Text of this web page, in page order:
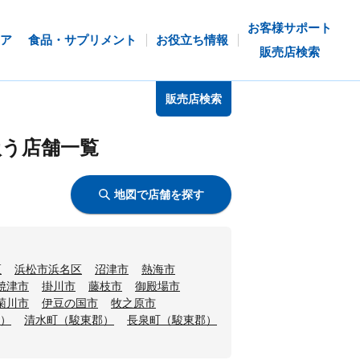
食品・サプリメント お役立ち情報
お客様サポート
販売店検索
販売店検索
店舗一覧
地図で店舗を探す
浜松市浜名区 沼津市
熱海市
津市 掛川市 藤枝市
御殿場市
川市 伊豆の国市
牧之原市
清水町（駿東郡）
長泉町（駿東郡）